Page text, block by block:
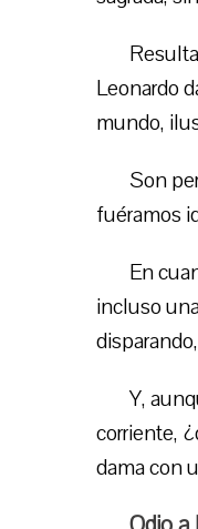
Leonardo
mundo,
Son
fuéramos
En
incluso
Y,
corriente,
dama con